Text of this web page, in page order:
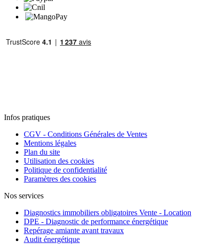
Infos pratiques
CGV - Conditions Générales de Ventes
Mentions légales
Plan du site
Utilisation des cookies
Politique de confidentialité
Paramètres des cookies
Nos services
Diagnostics immobiliers obligatoires Vente - Location
DPE - Diagnostic de performance énergétique
Repérage amiante avant travaux
Audit énergétique